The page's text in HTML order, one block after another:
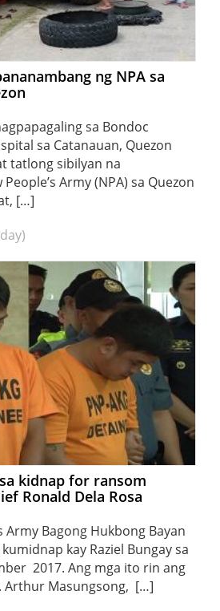
ng NPA sa
sa Bondoc
sa Catanauan, Quezon
tatlong sibilyan na
Army (NPA) sa Quezon
[…]
kidnap for ransom
Ronald Dela Rosa
Army Bagong Hukbong Bayan
kay Raziel Bungay sa
2017. Ang mga ito rin ang
Arthur Masungsong, […]